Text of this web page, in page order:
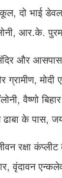
दो भाई
आर.के.
और
ग्रामीण,
वैष्णो
ढाबा के पास,
रक्षा
वृंदावन